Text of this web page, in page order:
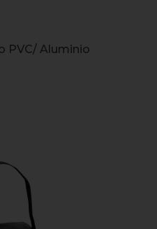
PVC/ Aluminio